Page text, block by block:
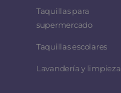
Taquillas para
supermercado
Taquillas escolares
Lavandería y limpieza